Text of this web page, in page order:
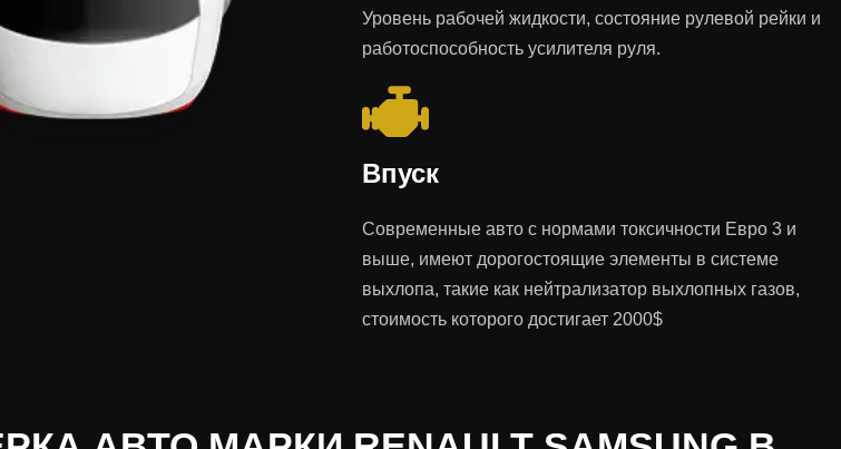
Уровень рабочей жидкости, состояние рулевой рейки и
работоспособность усилителя руля.
Впуск
Современные авто с нормами токсичности Евро 3 и
выше, имеют дорогостоящие элементы в системе
выхлопа, такие как нейтрализатор выхлопных газов,
стоимость которого достигает 2000$